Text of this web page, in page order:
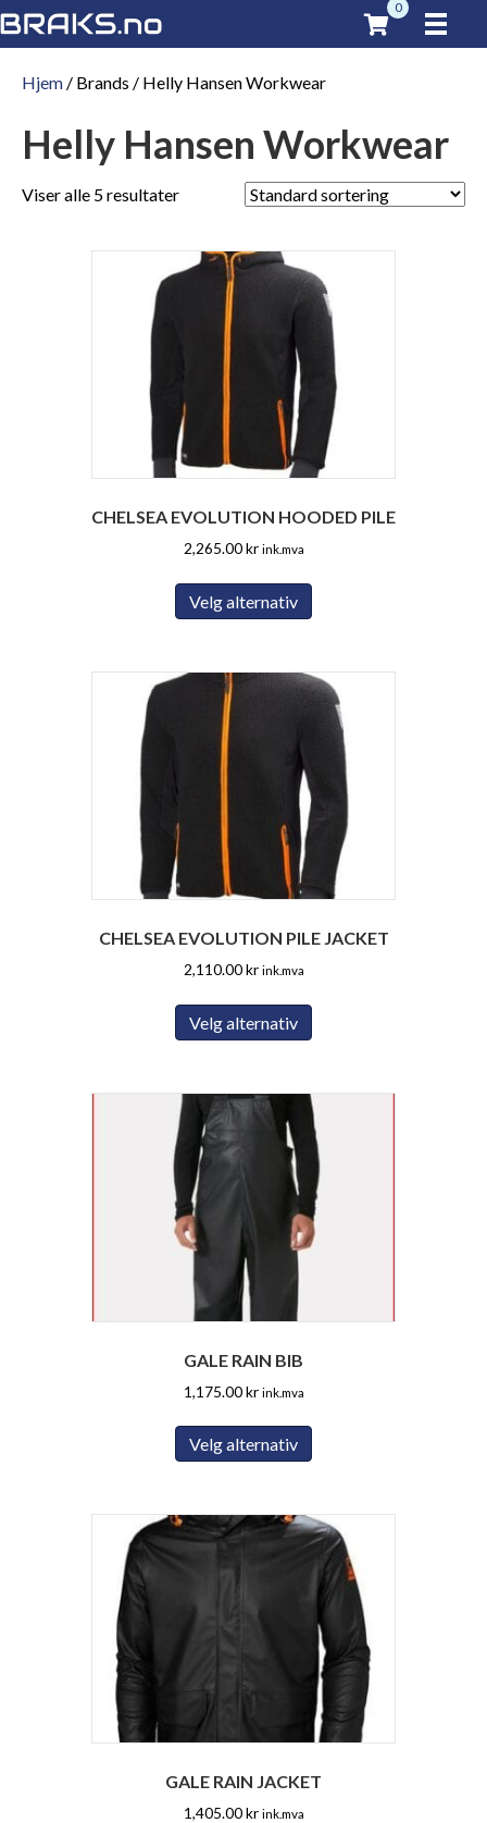
0
Hjem / Brands / Helly Hansen Workwear
Helly Hansen Workwear
Viser alle 5 resultater
CHELSEA EVOLUTION HOODED PILE
2,265.00kr ink.mva
Velg alternativ
varianter.
Alternativene
velges
produktsiden
CHELSEA EVOLUTION PILE JACKET
2,110.00kr ink.mva
Velg alternativ
varianter.
Alternativene
kan
velges
på
produktsiden
GALE RAIN BIB
1,175.00kr ink.mva
Velg alternativ
varianter.
Alternativene
kan
velges
på
produktsiden
GALE RAIN JACKET
1,405.00kr ink.mva